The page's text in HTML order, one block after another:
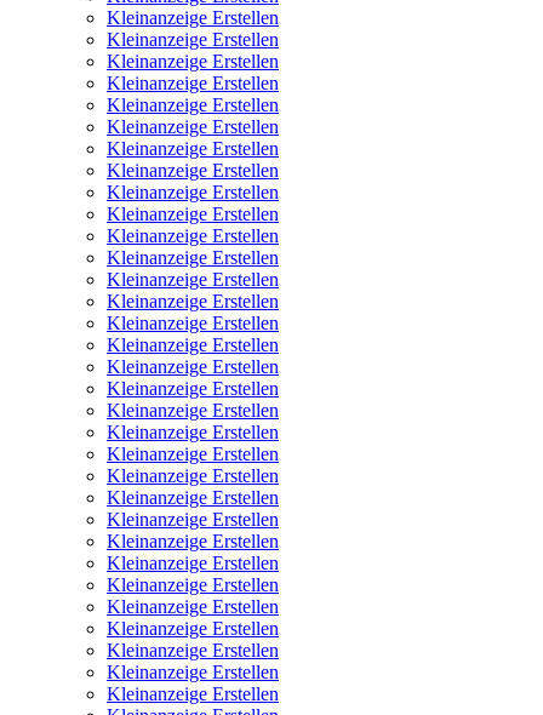
Kleinanzeige Erstellen
Kleinanzeige Erstellen
Kleinanzeige Erstellen
Kleinanzeige Erstellen
Kleinanzeige Erstellen
Kleinanzeige Erstellen
Kleinanzeige Erstellen
Kleinanzeige Erstellen
Kleinanzeige Erstellen
Kleinanzeige Erstellen
Kleinanzeige Erstellen
Kleinanzeige Erstellen
Kleinanzeige Erstellen
Kleinanzeige Erstellen
Kleinanzeige Erstellen
Kleinanzeige Erstellen
Kleinanzeige Erstellen
Kleinanzeige Erstellen
Kleinanzeige Erstellen
Kleinanzeige Erstellen
Kleinanzeige Erstellen
Kleinanzeige Erstellen
Kleinanzeige Erstellen
Kleinanzeige Erstellen
Kleinanzeige Erstellen
Kleinanzeige Erstellen
Kleinanzeige Erstellen
Kleinanzeige Erstellen
Kleinanzeige Erstellen
Kleinanzeige Erstellen
Kleinanzeige Erstellen
Kleinanzeige Erstellen